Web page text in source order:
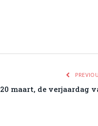
20 maart, de verjaardag